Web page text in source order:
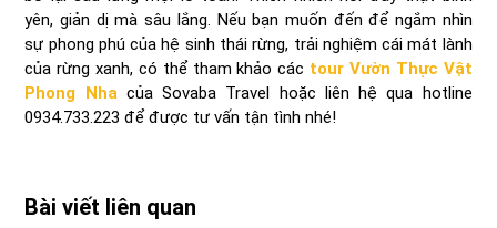
yên, giản dị mà sâu lắng. Nếu bạn muốn đến để ngắm nhìn
sự phong phú của hệ sinh thái rừng, trải nghiệm cái mát lành
của rừng xanh, có thể tham khảo các tour Vườn Thực Vật
Phong Nhacủa Sovaba Travel hoặc liên hệ qua hotline
0934.733.223 để được tư vấn tận tình nhé!
Bài viết liên quan